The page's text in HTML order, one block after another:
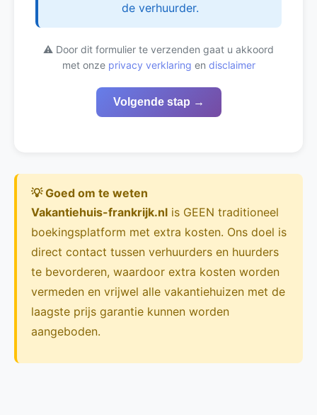
de verhuurder.
⚠️ Door dit formulier te verzenden gaat u akkoord
met onze privacy verklaring en disclaimer
Volgende stap →
💡 Goed om te weten
Vakantiehuis-frankrijk.nl is GEEN traditioneel
boekingsplatform met extra kosten. Ons doel is
direct contact tussen verhuurders en huurders
te bevorderen, waardoor extra kosten worden
vermeden en vrijwel alle vakantiehuizen met de
laagste prijs garantie kunnen worden
aangeboden.